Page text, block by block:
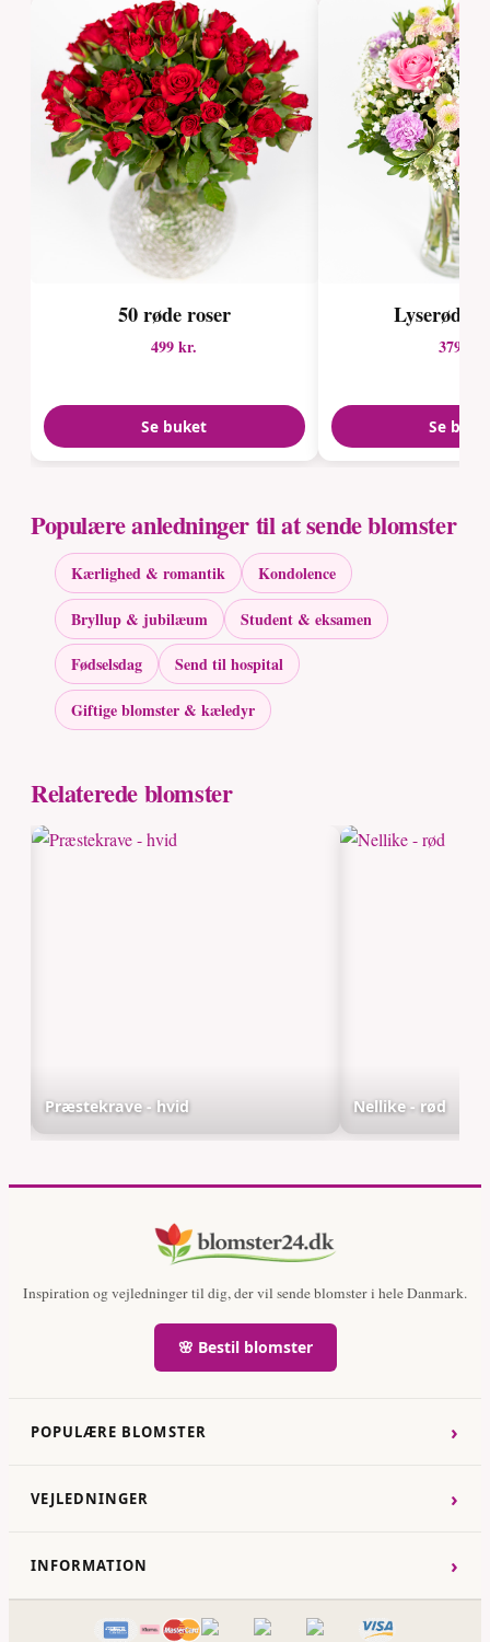
50 røde roser
499 kr.
Se buket
Lyserød
379 kr.
Se
Populære anledninger til at sende blomster
Kærlighed & romantik
Kondolence
Bryllup & jubilæum
Student & eksamen
Fødselsdag
Send til hospital
Giftige blomster & kæledyr
Relaterede blomster
Præstekrave - hvid Nellike - rød
Inspiration og vejledninger til dig, der vil sende blomster i hele Danmark.
🌸 Bestil blomster
POPULÆRE BLOMSTER ›
VEJLEDNINGER ›
INFORMATION ›